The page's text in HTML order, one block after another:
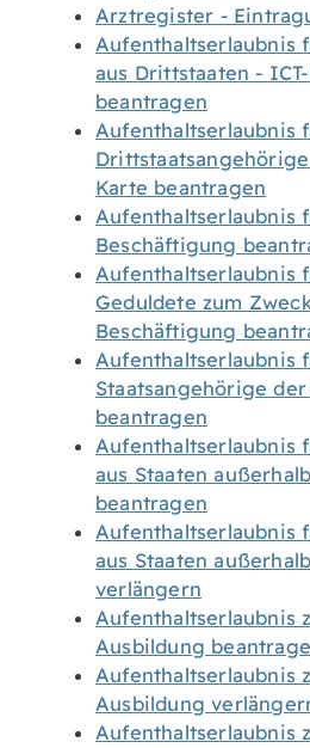
Arztregister -
Aufenthaltserlaubnis
aus Drittstaaten -
beantragen
Aufenthaltserlaubnis
Karte beantragen
Aufenthaltserlaubnis
Beschäftigung
Aufenthaltserlaubnis
Geduldete zum
Beschäftigung
Aufenthaltserlaubnis
Staatsangehörige der
beantragen
Aufenthaltserlaubnis
aus Staaten
beantragen
Aufenthaltserlaubnis
aus Staaten
verlängern
Aufenthaltserlaubnis
Ausbildung
Aufenthaltserlaubnis
Ausbildung
Aufenthaltserlaubnis